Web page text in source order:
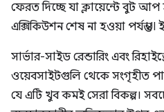
ফেরত দিচ্ছে যা ক্লায়েন্টে বুট আপ
এক্সিকিউশন শেষ না হওয়া পর্যন্ত UI
সার্ভার-সাইড রেন্ডারিং এবং
ওয়েবসাইটগুলি থেকে সংগৃহীত
যে এটি খুব কমই সেরা বিকল্প।